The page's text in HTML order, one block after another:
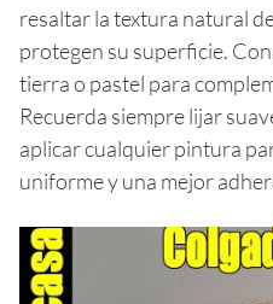
resaltar la textura natural
protegen su superficie.
tierra o pastel para
Recuerda siempre lijar
aplicar cualquier pintura
uniforme y una mejor